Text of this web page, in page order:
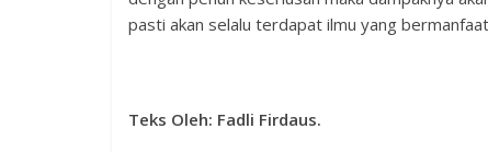
pasti akan selalu terdapat ilmu yang
Teks Oleh: Fadli Firdaus.